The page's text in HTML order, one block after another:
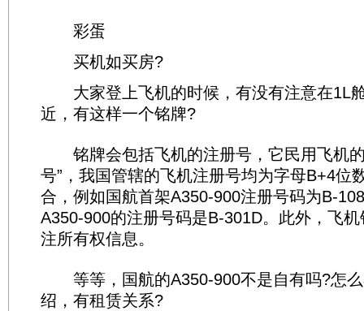
彩蛋
买机如买房?
大家登上飞机的时候，有没有注意在1L
近，有这样一个铭牌?
铭牌会包括飞机的注册号，它民用飞机的
号”，我国管辖的飞机注册号均为字母B+4位
合，例如国航首架A350-900注册号码为B-
A350-900的注册号码是B-301D。此外，飞
注所有权信息。
等等，国航的A350-900不是自有吗?怎么
绍，有租赁关系?